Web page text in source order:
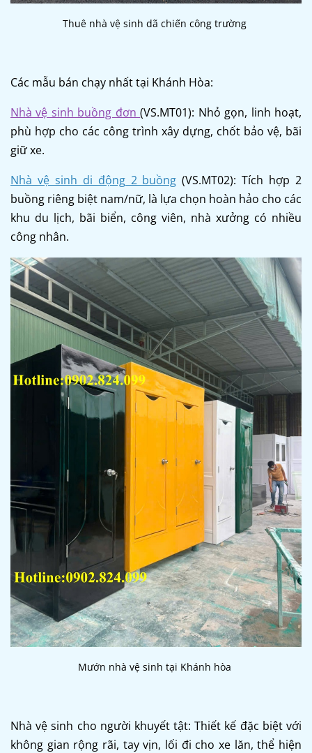
Thuê nhà vệ sinh dã chiến công trường
Các mẫu bán chạy nhất tại Khánh Hòa:
Nhà vệ sinh buồng đơn(VS.MT01): Nhỏ gọn, linh hoạt,
phù hợp cho các công trình xây dựng, chốt bảo vệ, bãi
giữ xe.
Nhà vệ sinh di động 2 buồng (VS.MT02): Tích hợp 2
buồng riêng biệt nam/nữ, là lựa chọn hoàn hảo cho các
khu du lịch, bãi biển, công viên, nhà xưởng có nhiều
công nhân.
Mướn nhà vệ sinh tại Khánh hòa
Nhà vệ sinh cho người khuyết tật: Thiết kế đặc biệt với
không gian rộng rãi, tay vịn, lối đi cho xe lăn, thể hiện